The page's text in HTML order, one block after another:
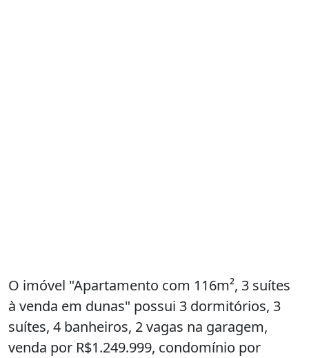
O imóvel "Apartamento com 116m², 3 suítes
à venda em dunas" possui 3 dormitórios, 3
suítes, 4 banheiros, 2 vagas na garagem,
venda por R$1.249.999, condomínio por